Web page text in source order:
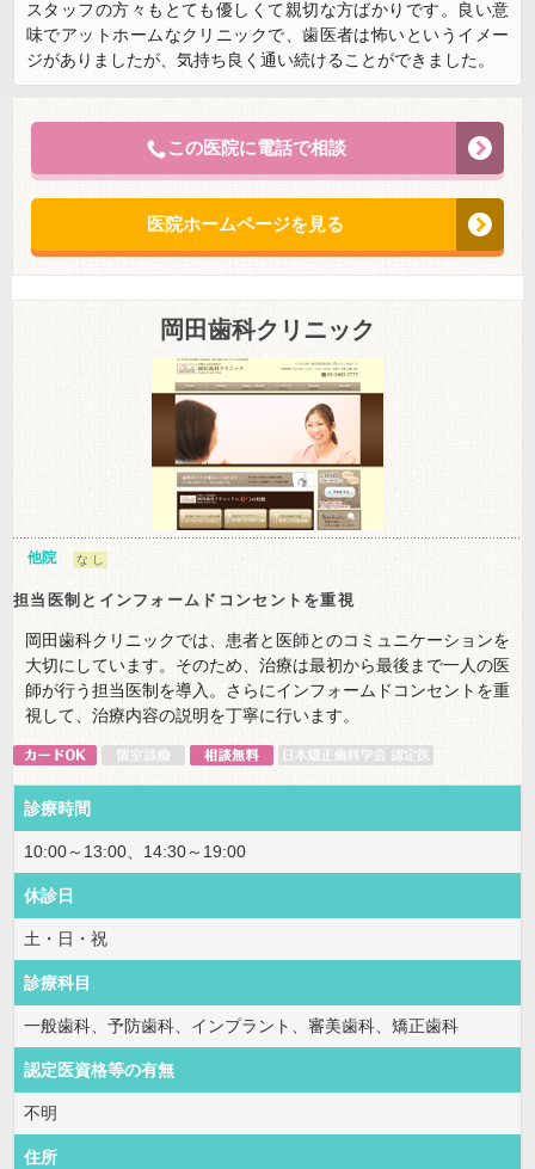
スタッフの方々もとても優しくて親切な方ばかりです。良い意
味でアットホームなクリニックで、歯医者は怖いというイメー
ジがありましたが、気持ち良く通い続けることができました。
この医院に電話で相談
医院ホームページを見る
岡田歯科クリニック
他院 な し
担当医制とインフォームドコンセントを重視
岡田歯科クリニックでは、患者と医師とのコミュニケーションを
大切にしています。そのため、治療は最初から最後まで一人の医
師が行う担当医制を導入。さらにインフォームドコンセントを重
視して、治療内容の説明を丁寧に行います。
診療時間
10:00～13:00、14:30～19:00
休診日
土・日・祝
診療科目
一般歯科、予防歯科、インプラント、審美歯科、矯正歯科
認定医資格等の有無
不明
住所